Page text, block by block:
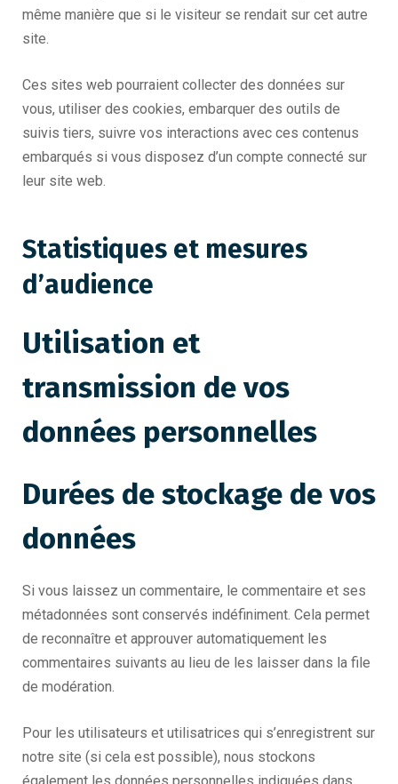
même manière que si le visiteur se rendait sur cet autre
site.
Ces sites web pourraient collecter des données sur
vous, utiliser des cookies, embarquer des outils de
suivis tiers, suivre vos interactions avec ces contenus
embarqués si vous disposez d’un compte connecté sur
leur site web.
Statistiques et mesures
d’audience
Utilisation et
transmission de vos
données personnelles
Durées de stockage de vos
données
Si vous laissez un commentaire, le commentaire et ses
métadonnées sont conservés indéfiniment. Cela permet
de reconnaître et approuver automatiquement les
commentaires suivants au lieu de les laisser dans la file
de modération.
Pour les utilisateurs et utilisatrices qui s’enregistrent sur
notre site (si cela est possible), nous stockons
également les données personnelles indiquées dans